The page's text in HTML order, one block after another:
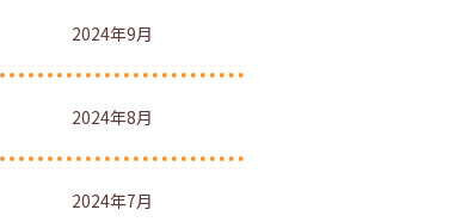
2024年9月
2024年8月
2024年7月